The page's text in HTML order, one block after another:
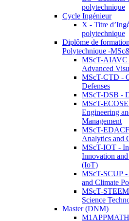
polytechnique
Cycle Ingénieur
X - Titre
polytechnique
Diplôme de
Polytechnique -
MScT-AIAVC
Advanced
MScT-CTD -
Defenses
MScT-DSB -
MScT-
Engineering
Management
MScT-
Analytics and
MScT-IOT -
Innovation
(IoT)
MScT-SCUP -
and Climate
MScT-
Science
Master (DNM)